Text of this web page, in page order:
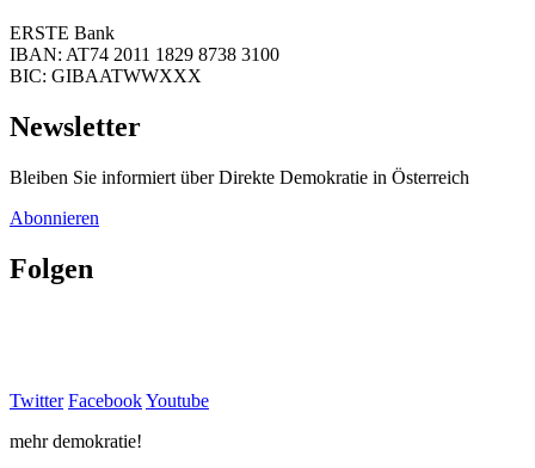
ERSTE Bank
IBAN: AT74 2011 1829 8738 3100
BIC: GIBAATWWXXX
Newsletter
Bleiben Sie informiert über Direkte Demokratie in Österreich
Abonnieren
Folgen
Twitter FacebookYoutube
mehr demokratie!